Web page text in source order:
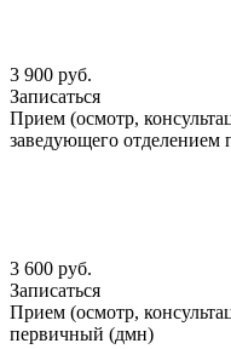
3 900 руб.
Записаться
Прием (осмотр,
заведующего отделением
3 600 руб.
Записаться
Прием (осмотр,
первичный (дмн)